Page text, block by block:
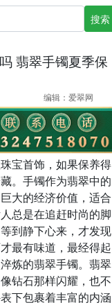
翡翠手镯夏季保
编辑：爱翠网
宝首饰，如果保养得
。手镯作为翡翠中的
大的经济价值，适合
总是在追赶时尚的脚
到静下心来，才发现
最有味道，最经得起
炼的翡翠手镯。翡翠
钻石那样闪耀，也不
下包裹着丰富的内涵